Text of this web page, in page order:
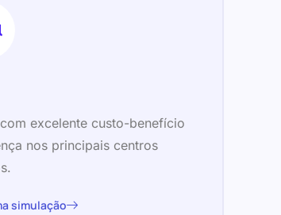
excelente custo-benefício
nos principais centros
simulação